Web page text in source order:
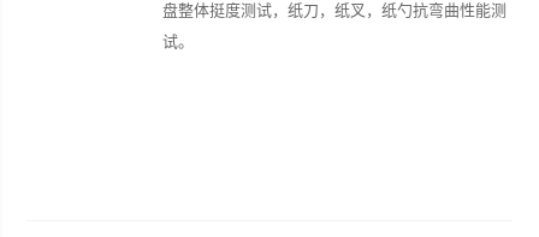
盘整体挺度测试，纸刀，纸叉，纸勺抗弯曲性能测
试。